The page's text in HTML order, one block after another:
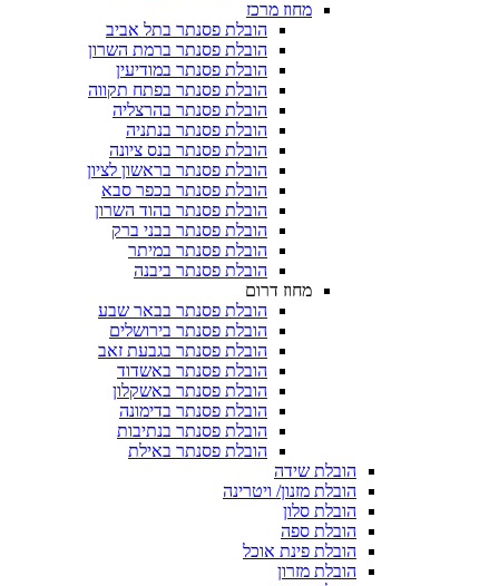
הובלת פסנתר בתל אביב
הובלת פסנתר ברמת השרון
הובלת פסנתר במודיעין
הובלת פסנתר בפתח תקווה
הובלת פסנתר בהרצליה
הובלת פסנתר בנתניה
הובלת פסנתר בנס ציונה
הובלת פסנתר בראשון לציון
הובלת פסנתר בכפר סבא
הובלת פסנתר בהוד השרון
הובלת פסנתר בבני ברק
הובלת פסנתר במיתר
הובלת פסנתר ביבנה
הובלת פסנתר בבאר שבע
הובלת פסנתר בירושלים
הובלת פסנתר בגבעת זאב
הובלת פסנתר באשדוד
הובלת פסנתר באשקלון
הובלת פסנתר בדימונה
הובלת פסנתר בנתיבות
הובלת פסנתר באילת
הובלת מזנון/ ויטרינה